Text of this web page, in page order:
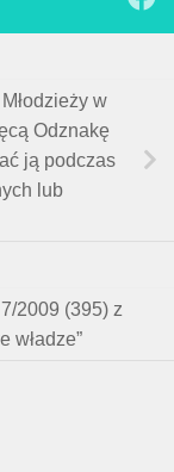
w
Odznakę
ją podczas
lub
2009 (395) z
władze”